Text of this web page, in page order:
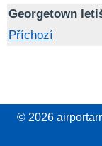
Georgetown
Příchozí
© 2026